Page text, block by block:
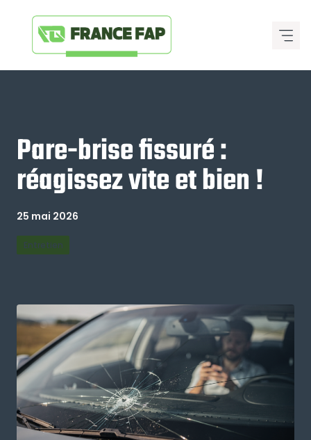
contenu
Pare-brise fissuré :
réagissez vite et bien !
25 mai 2026
Entretien